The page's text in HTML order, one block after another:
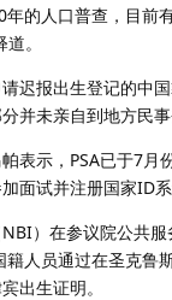
的人口普查，目前
。
迟报出生登记的中
并未亲自到地方民事
表示，PSA已于7月
面试并注册国家ID系
）在参议院公共
籍人员通过在圣克鲁
出生证明。